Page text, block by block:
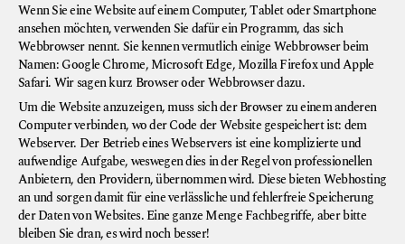
Wenn Sie eine Website auf einem Computer, Tablet oder Smartphone
ansehen möchten, verwenden Sie dafür ein Programm, das sich
Webbrowser nennt. Sie kennen vermutlich einige Webbrowser beim
Namen: Google Chrome, Microsoft Edge, Mozilla Firefox und Apple
Safari. Wir sagen kurz Browser oder Webbrowser dazu.
Um die Website anzuzeigen, muss sich der Browser zu einem anderen
Computer verbinden, wo der Code der Website gespeichert ist: dem
Webserver. Der Betrieb eines Webservers ist eine komplizierte und
aufwendige Aufgabe, weswegen dies in der Regel von professionellen
Anbietern, den Providern, übernommen wird. Diese bieten Webhosting
an und sorgen damit für eine verlässliche und fehlerfreie Speicherung
der Daten von Websites. Eine ganze Menge Fachbegriffe, aber bitte
bleiben Sie dran, es wird noch besser!